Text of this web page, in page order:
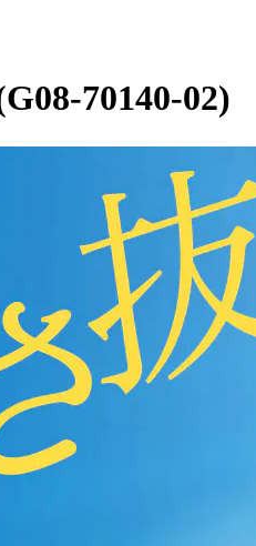
70140-02)